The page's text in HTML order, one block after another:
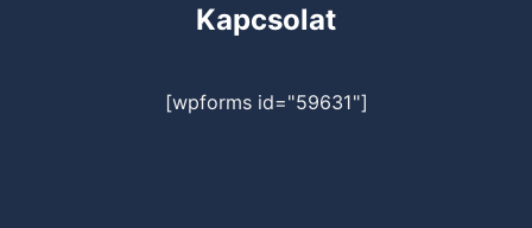
Kapcsolat
[wpforms id="59631"]